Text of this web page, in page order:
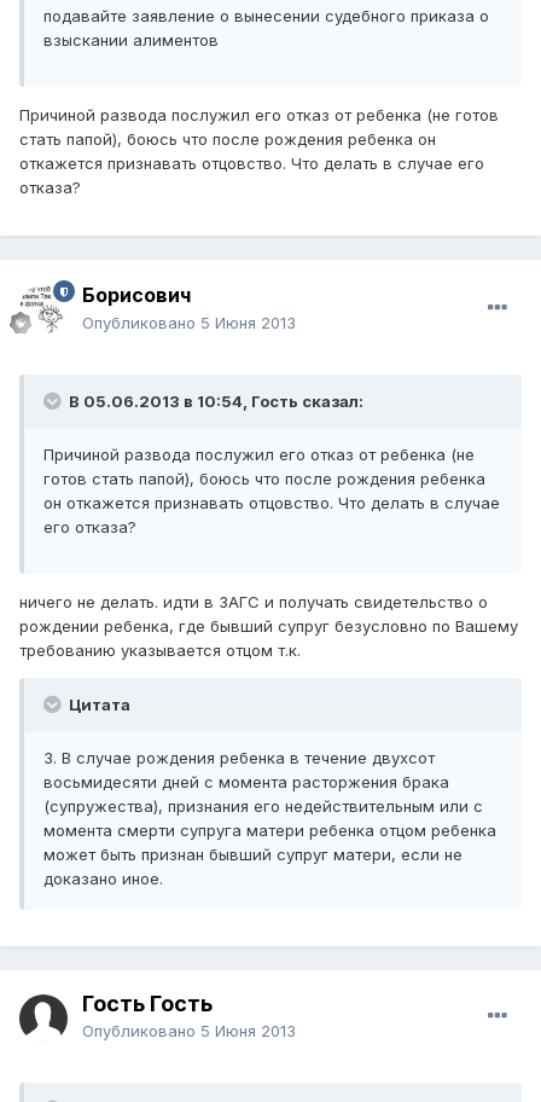
подавайте заявление о вынесении судебного приказа о
взыскании алиментов
Причиной развода послужил его отказ от ребенка (не готов
стать папой), боюсь что после рождения ребенка он
откажется признавать отцовство. Что делать в случае его
отказа?
Борисович
Опубликовано 5 Июня 2013
В 05.06.2013 в 10:54, Гость сказал:
Причиной развода послужил его отказ от ребенка (не
готов стать папой), боюсь что после рождения ребенка
он откажется признавать отцовство. Что делать в случае
его отказа?
ничего не делать. идти в ЗАГС и получать свидетельство о
рождении ребенка, где бывший супруг безусловно по Вашему
требованию указывается отцом т.к.
Цитата
3. В случае рождения ребенка в течение двухсот
восьмидесяти дней с момента расторжения брака
(супружества), признания его недействительным или с
момента смерти супруга матери ребенка отцом ребенка
может быть признан бывший супруг матери, если не
доказано иное.
Гость Гость
Опубликовано 5 Июня 2013